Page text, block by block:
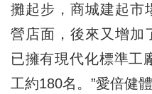
攤起步，商城建起市
營店面，後來又增加
已擁有現代化標準工
工約180名。”愛倍健